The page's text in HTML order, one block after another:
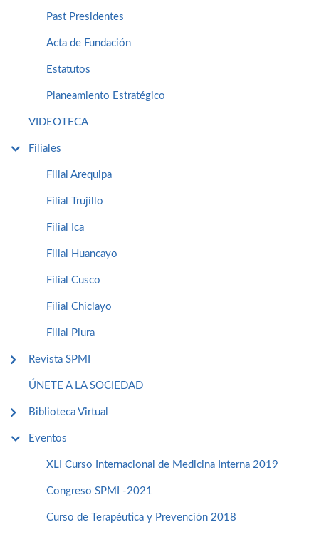
Past Presidentes
Acta de Fundación
Estatutos
Planeamiento Estratégico
VIDEOTECA
Filiales
Filial Arequipa
Filial Trujillo
Filial Ica
Filial Huancayo
Filial Cusco
Filial Chiclayo
Filial Piura
Revista SPMI
ÚNETE A LA SOCIEDAD
Biblioteca Virtual
Eventos
XLI Curso Internacional de Medicina Interna 2019
Congreso SPMI -2021
Curso de Terapéutica y Prevención 2018